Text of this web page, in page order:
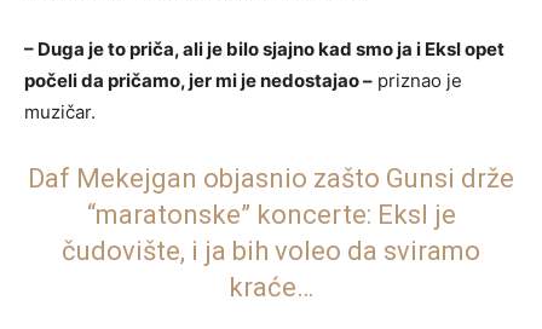
– Duga je to priča, ali je bilo sjajno kad smo ja i Eksl opet
počeli da pričamo, jer mi je nedostajao – priznao je
muzičar.
Daf Mekejgan objasnio zašto Gunsi drže
“maratonske” koncerte: Eksl je
čudovište, i ja bih voleo da sviramo
kraće…